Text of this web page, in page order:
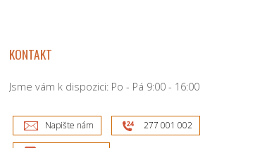
KONTAKT
Jsme vám k dispozici: Po - Pá 9:00 - 16:00
Napište nám 277 001 002